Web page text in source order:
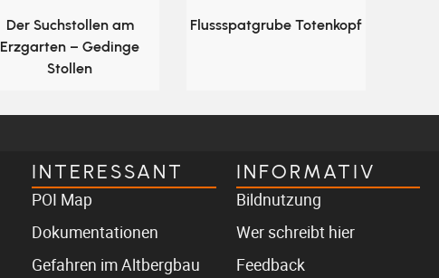
Der Suchstollen am
Erzgarten – Gedinge
Stollen
Flussspatgrube Totenkopf
INTERESSANT
POI Map
Dokumentationen
Gefahren im Altbergbau
INFORMATIV
Bildnutzung
Wer schreibt hier
Feedback